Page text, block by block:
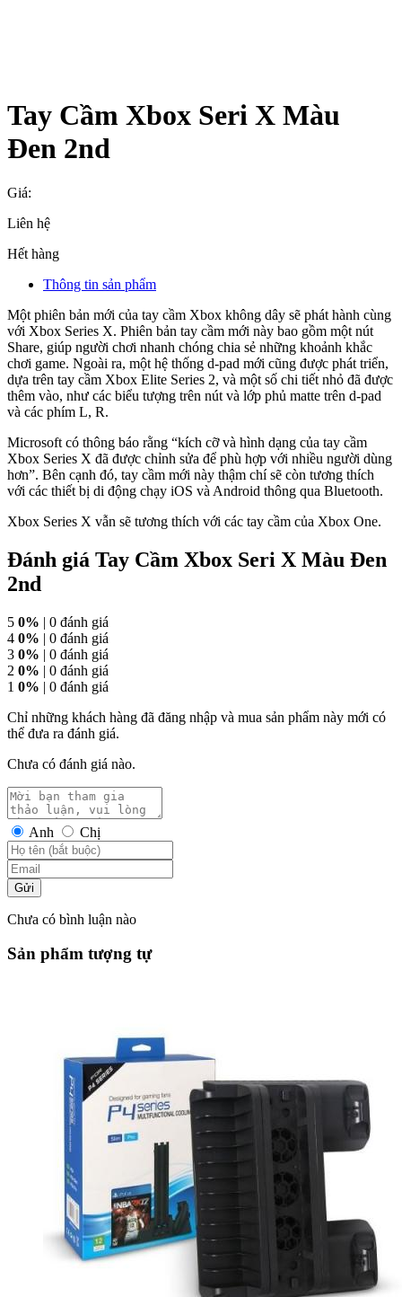
Tay Cầm Xbox Seri X Màu
Đen 2nd
Giá:
Liên hệ
Hết hàng
Thông tin sản phẩm
Một phiên bản mới của tay cầm Xbox không dây sẽ phát hành cùng
với Xbox Series X. Phiên bản tay cầm mới này bao gồm một nút
Share, giúp người chơi nhanh chóng chia sẻ những khoảnh khắc
chơi game. Ngoài ra, một hệ thống d-pad mới cũng được phát triển,
dựa trên tay cầm Xbox Elite Series 2, và một số chi tiết nhỏ đã được
thêm vào, như các biểu tượng trên nút và lớp phủ matte trên d-pad
và các phím L, R.
Microsoft có thông báo rằng “kích cỡ và hình dạng của tay cầm
Xbox Series X đã được chỉnh sửa để phù hợp với nhiều người dùng
hơn”. Bên cạnh đó, tay cầm mới này thậm chí sẽ còn tương thích
với các thiết bị di động chạy iOS và Android thông qua Bluetooth.
Xbox Series X vẫn sẽ tương thích với các tay cầm của Xbox One.
Đánh giá Tay Cầm Xbox Seri X Màu Đen
2nd
5 0% | 0 đánh giá
4 0% | 0 đánh giá
3 0% | 0 đánh giá
2 0% | 0 đánh giá
1 0% | 0 đánh giá
Chỉ những khách hàng đã đăng nhập và mua sản phẩm này mới có
thể đưa ra đánh giá.
Chưa có đánh giá nào.
Anh Chị
Gửi
Chưa có bình luận nào
Sản phẩm tượng tự